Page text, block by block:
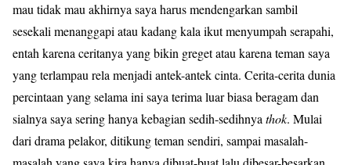
mau tidak mau akhirnya saya harus mendengarkan sambil
sesekali menanggapi atau kadang kala ikut menyumpah serapahi,
entah karena ceritanya yang bikin greget atau karena teman saya
yang terlampau rela menjadi antek-antek cinta. Cerita-cerita dunia
percintaan yang selama ini saya terima luar biasa beragam dan
sialnya saya sering hanya kebagian sedih-sedihnya thok. Mulai
dari drama pelakor, ditikung teman sendiri, sampai masalah-